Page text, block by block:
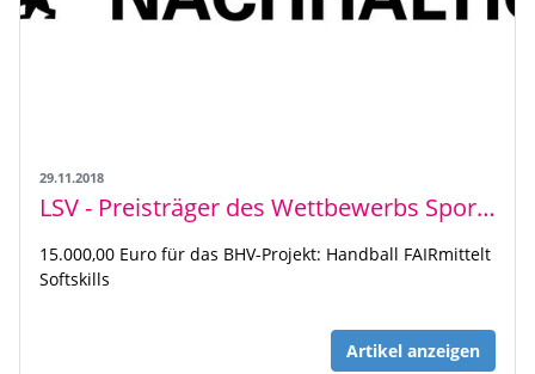
29.11.2018
LSV - Preisträger des Wettbewerbs Sport & Nachhaltigkeit im Rahmen der Nachhaltigkeitsstrategie stehen fest
15.000,00 Euro für das BHV-Projekt: Handball FAIRmittelt
Softskills
Artikel anzeigen